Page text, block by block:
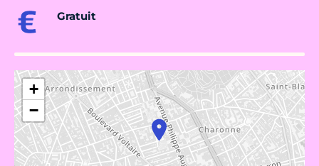
Gratuit
+
−